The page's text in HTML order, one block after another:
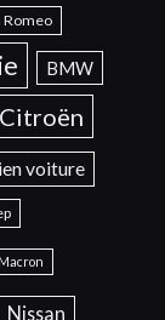
Romeo
BMW
Citroën
voiture
Macron
Nissan